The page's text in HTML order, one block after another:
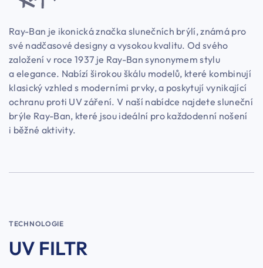
Ray-Ban je ikonická značka slunečních brýlí, známá pro
své nadčasové designy a vysokou kvalitu. Od svého
založení v roce 1937 je Ray-Ban synonymem stylu
a elegance. Nabízí širokou škálu modelů, které kombinují
klasický vzhled s moderními prvky, a poskytují vynikající
ochranu proti UV záření. V naší nabídce najdete sluneční
brýle Ray-Ban, které jsou ideální pro každodenní nošení
i běžné aktivity.
TECHNOLOGIE
UV FILTR